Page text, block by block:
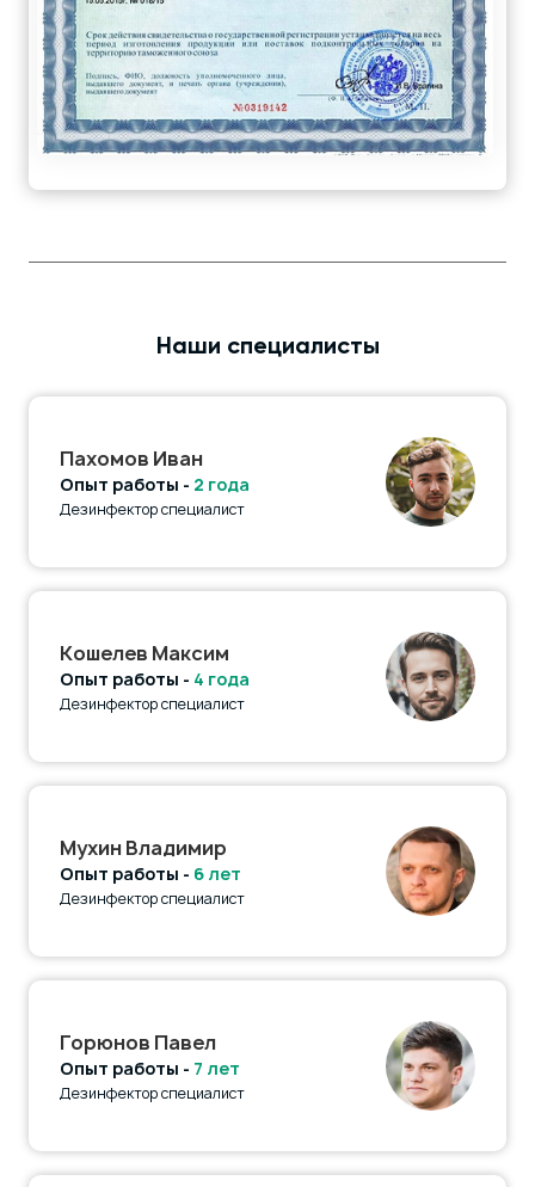
Наши специалисты
Пахомов Иван
Опыт работы - 2 года
Дезинфектор специалист
Кошелев Максим
Опыт работы - 4 года
Дезинфектор специалист
Мухин Владимир
Опыт работы - 6 лет
Дезинфектор специалист
Горюнов Павел
Опыт работы - 7 лет
Дезинфектор специалист